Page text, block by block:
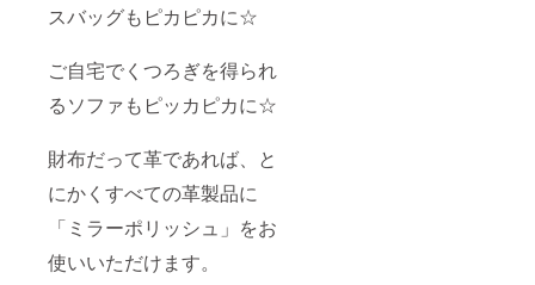
スバッグもピカピカに☆
ご自宅でくつろぎを得られ
るソファもピッカピカに☆
財布だって革であれば、と
にかくすべての革製品に
「ミラーポリッシュ」をお
使いいただけます。